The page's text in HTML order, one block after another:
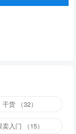
干货 （32）
卖入门 （15）